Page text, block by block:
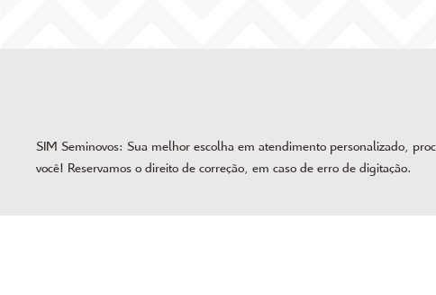
SIM Seminovos: Sua melhor escolha em atendimento personalizado,
você! Reservamos o direito de correção, em caso de erro de digitação.